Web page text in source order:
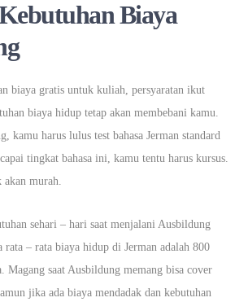
Biaya
biaya gratis untuk kuliah, persyaratan ikut
biaya hidup tetap akan membebani kamu.
kamu harus lulus test bahasa Jerman standard
tingkat bahasa ini, kamu tentu harus kursus.
murah.
sehari – hari saat menjalani Ausbildung
rata – rata biaya hidup di Jerman adalah 800
Magang saat Ausbildung memang bisa cover
jika ada biaya mendadak dan kebutuhan